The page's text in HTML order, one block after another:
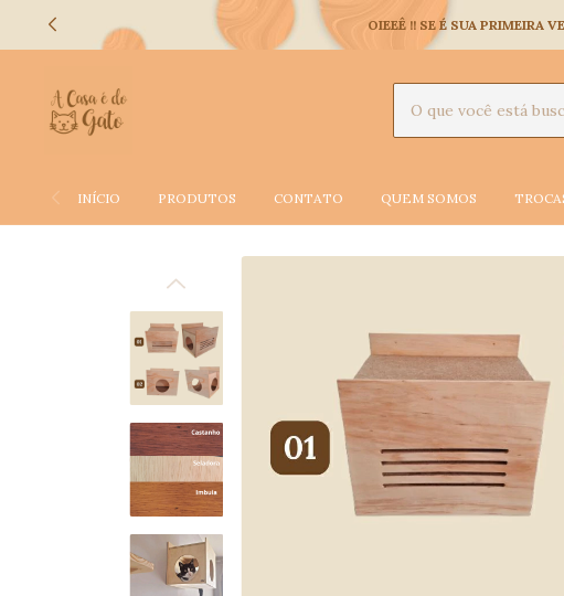
OIEEÊ !! SE É SUA PRIMEIRA
INÍCIO PRODUTOS CONTATO QUEM SOMOS